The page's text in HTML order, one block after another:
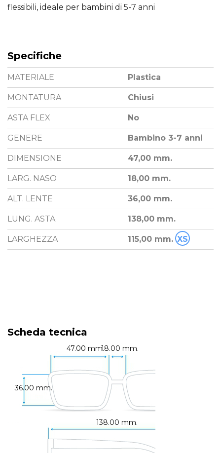
flessibili, ideale per bambini di 5-7 anni
Specifiche
MATERIALE Plastica
MONTATURA Chiusi
ASTA FLEX No
GENERE Bambino 3-7 anni
DIMENSIONE 47,00 mm.
LARG. NASO 18,00 mm.
ALT. LENTE 36,00 mm.
LUNG. ASTA 138,00 mm.
LARGHEZZA 115,00 mm. XS
Scheda tecnica
47.00 mm.18.00 mm.
138.00 mm.
36.00 mm.